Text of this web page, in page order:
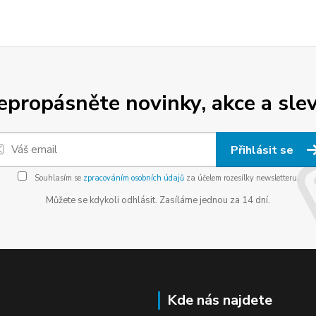
novinky, akce a
Přihlásit se
Souhlasím se zpracováním osobních údajůza účelem rozesílky newsletteru.
Můžete se kdykoli odhlásit. Zasíláme jednou za 14 dní.
Kde nás najdete